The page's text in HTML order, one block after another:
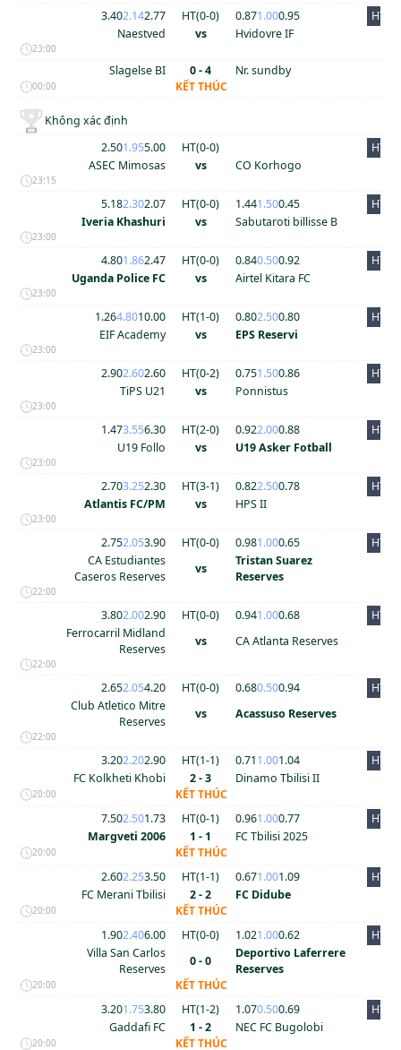
3.402.142.77 HT(0-0) 0.871.000.95
HT
Naestved
vs Hvidovre IF
23:00
Slagelse BI 0 - 4 Nr. sundby
00:00 KẾT THÚC
Không xác định
2.501.955.00 HT(0-0)
HT
ASEC Mimosas
vs CO Korhogo
23:15
5.182.302.07 HT(0-0) 1.441.500.45
HT
Iveria Khashuri
vs Sabutaroti billisse B
23:00
4.801.862.47 HT(0-0) 0.840.500.92
HT
Uganda Police FC
vs Airtel Kitara FC
23:00
1.264.8010.00 HT(1-0) 0.802.500.80
HT
EIF Academy
vs EPS Reservi
23:00
2.902.602.60 HT(0-2) 0.751.500.86
HT
TiPS U21
vs Ponnistus
23:00
1.473.556.30 HT(2-0) 0.922.000.88
HT
U19 Follo
vs U19 Asker Fotball
23:00
2.703.252.30 HT(3-1) 0.822.500.78
HT
Atlantis FC/PM
vs HPS II
23:00
2.752.053.90 HT(0-0) 0.981.000.65
HT
CA Estudiantes
Caseros Reserves
vs
Tristan Suarez
Reserves
22:00
3.802.002.90 HT(0-0) 0.941.000.68
HT
Ferrocarril Midland
Reserves
vs CA Atlanta Reserves
22:00
2.652.054.20 HT(0-0) 0.680.500.94
HT
Club Atletico Mitre
Reserves
vs Acassuso Reserves
22:00
3.202.202.90 HT(1-1) 0.711.001.04
HT
FC Kolkheti Khobi
2 - 3 Dinamo Tbilisi II
20:00
KẾT THÚC
7.502.501.73 HT(0-1) 0.961.000.77
HT
Margveti 2006
1 - 1 FC Tbilisi 2025
20:00
KẾT THÚC
2.602.253.50 HT(1-1) 0.671.001.09
HT
FC Merani Tbilisi
2 - 2 FC Didube
20:00
KẾT THÚC
1.902.406.00 HT(0-0) 1.021.000.62
HT
Villa San Carlos
Reserves
0 - 0
Deportivo Laferrere
Reserves
20:00
KẾT THÚC
3.201.753.80 HT(1-2) 1.070.500.69
HT
Gaddafi FC
1 - 2 NEC FC Bugolobi
20:00 KẾT THÚC